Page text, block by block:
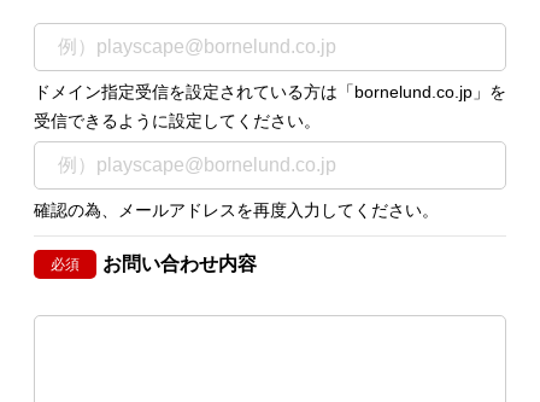
ドメイン指定受信を設定されている方は「bornelund.co.jp」を
受信できるように設定してください。
確認の為、メールアドレスを再度入力してください。
必須 お問い合わせ内容